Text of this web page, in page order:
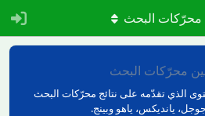
محرّكات البحث
الذي تقدّمه على نتائج محرّكات البحث
يانديكس، ياهو وبينج.
البحث